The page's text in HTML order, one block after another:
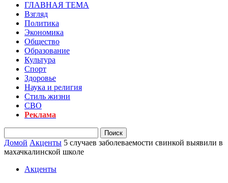
ГЛАВНАЯ ТЕМА
Взгляд
Политика
Экономика
Общество
Образование
Культура
Спорт
Здоровье
Наука и религия
Стиль жизни
СВО
Реклама
Домой Акценты 5 случаев заболеваемости свинкой выявили в
махачкалинской школе
Акценты